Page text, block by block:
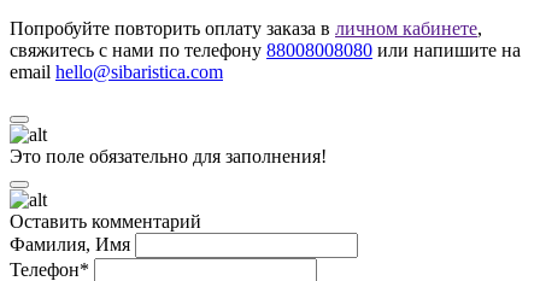
Попробуйте повторить оплату заказа в личном кабинете,
свяжитесь с нами по телефону 88008008080 или напишите на
email hello@sibaristica.com
Это поле обязательно для заполнения!
Оставить комментарий
Фамилия, Имя
Телефон*